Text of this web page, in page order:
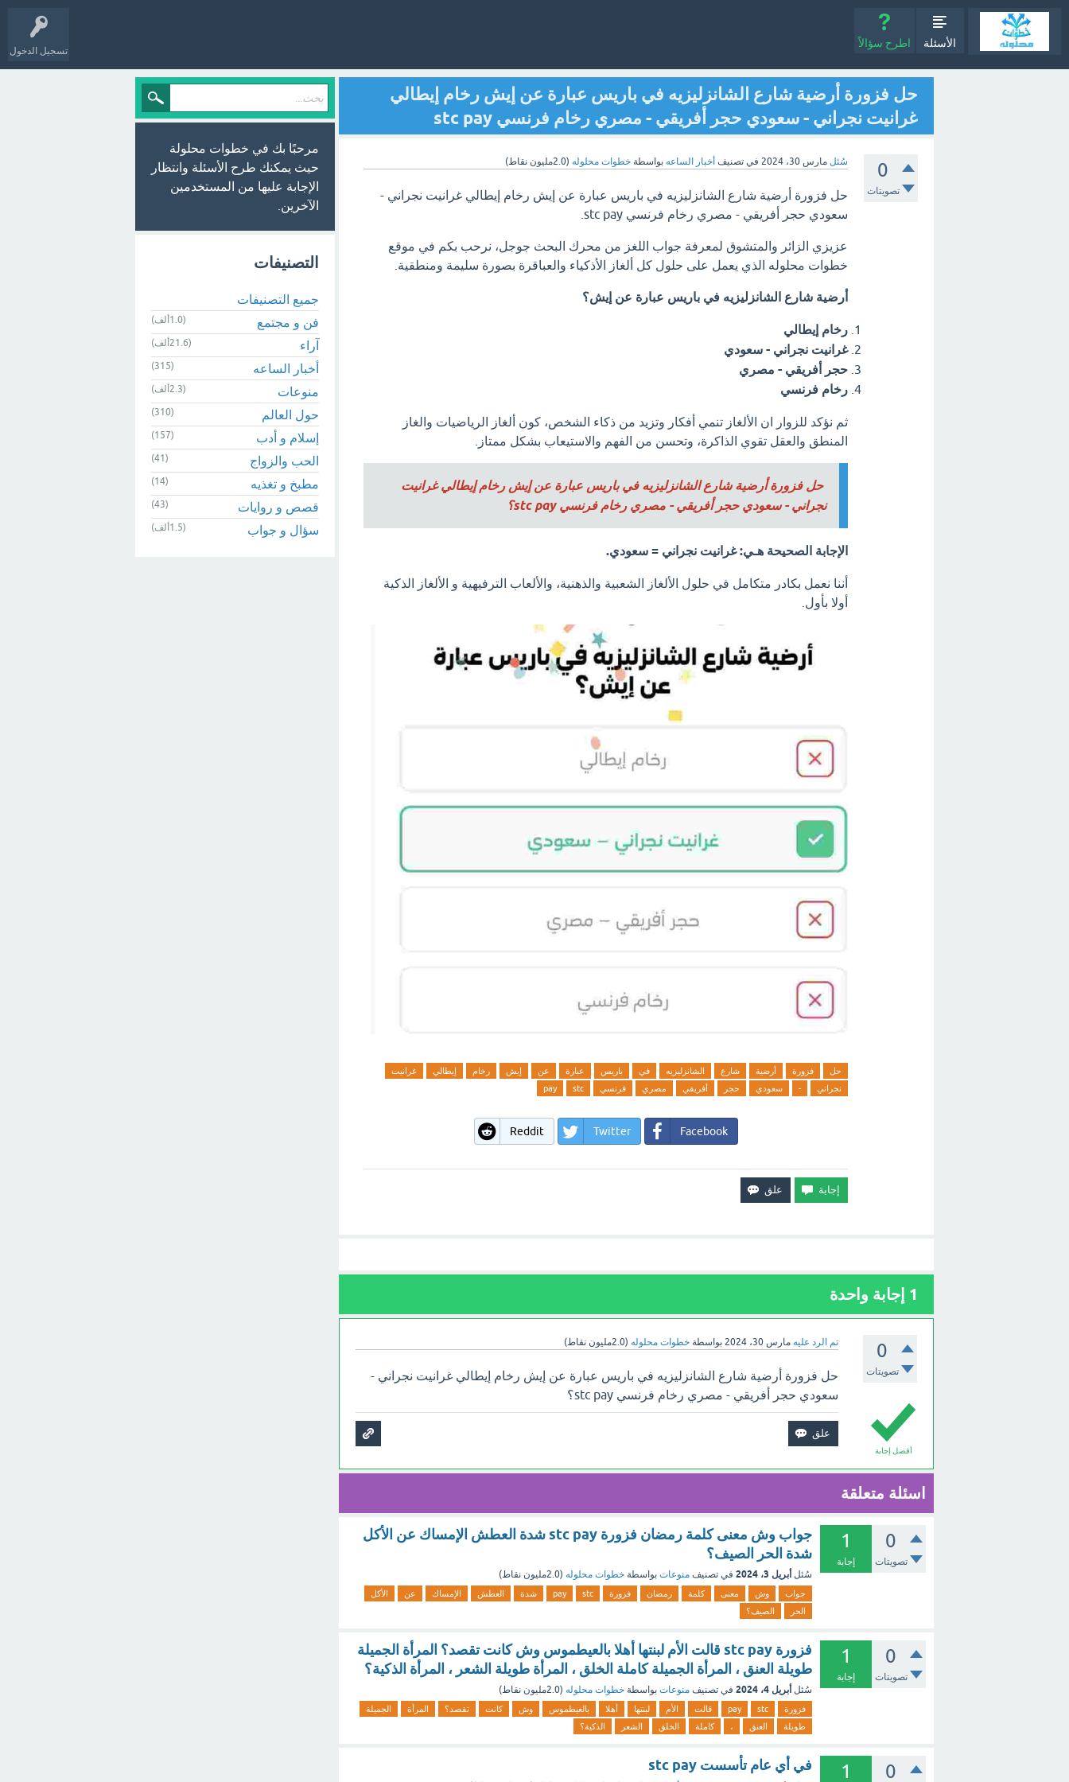
تسجيل الدخول
الأسئلة اطرح سؤالاً
حل فزورة أرضية شارع الشانزليزيه في باريس عبارة عن إيش رخام إيطالي
غرانيت نجراني - سعودي حجر أفريقي - مصري رخام فرنسي stc pay
0
تصويتات
سُئل مارس 30، 2024 في تصنيف أخبار الساعه بواسطة خطوات محلوله (2.0مليون نقاط)
حل فزورة أرضية شارع الشانزليزيه في باريس عبارة عن إيش رخام إيطالي غرانيت نجراني -
سعودي حجر أفريقي - مصري رخام فرنسي stc pay.
عزيزي الزائر والمتشوق لمعرفة جواب اللغز من محرك البحث جوجل، نرحب بكم في موقع
خطوات محلوله الذي يعمل على حلول كل ألغاز الأذكياء والعباقرة بصورة سليمة ومنطقية.
أرضية شارع الشانزليزيه في باريس عبارة عن إيش؟
رخام إيطالي
غرانيت نجراني - سعودي
حجر أفريقي - مصري
رخام فرنسي
ثم نؤكد للزوار ان الألغاز تنمي أفكار وتزيد من ذكاء الشخص، كون ألغاز الرياضيات والغاز
المنطق والعقل تقوي الذاكرة، وتحسن من الفهم والاستيعاب بشكل ممتاز.
حل فزورة أرضية شارع الشانزليزيه في باريس عبارة عن إيش رخام إيطالي غرانيت
نجراني - سعودي حجر أفريقي - مصري رخام فرنسي stc pay؟
الإجابة الصحيحة هـي: غرانيت نجراني = سعودي.
أننا نعمل بكادر متكامل في حلول الألغاز الشعبية والذهنية، والألعاب الترفيهية و الألغاز الذكية
أولا بأول.
حل فزورة أرضية شارع الشانزليزيه في باريس عبارة عن إيش رخام إيطالي
غرانيت
نجراني
- سعودي حجر أفريقي مصري فرنسي stc
pay
Facebook
Twitter
Reddit
1 إجابة واحدة
0
تصويتات
تم الرد عليه مارس 30، 2024 بواسطة خطوات محلوله (2.0مليون نقاط)
أفضل إجابة
حل فزورة أرضية شارع الشانزليزيه في باريس عبارة عن إيش رخام إيطالي غرانيت نجراني -
سعودي حجر أفريقي - مصري رخام فرنسي stc pay؟
اسئلة متعلقة
0
تصويتات
1
إجابة
جواب وش معنى كلمة رمضان فزورة stc pay شدة العطش الإمساك عن الأكل
شدة الحر الصيف؟
سُئل أبريل 3، 2024 في تصنيف منوعات بواسطة خطوات محلوله (2.0مليون نقاط)
جواب وش معنى كلمة رمضان فزورة stc
pay شدة العطش الإمساك عن
الأكل
الحر
الصيف؟
0
تصويتات
1
إجابة
فزورة stc pay قالت الأم لبنتها أهلا بالعيطموس وش كانت تقصد؟ المرأة الجميلة
طويلة العنق ، المرأة الجميلة كاملة الخلق ، المرأة طويلة الشعر ، المرأة الذكية؟
سُئل أبريل 4، 2024 في تصنيف منوعات بواسطة خطوات محلوله (2.0مليون نقاط)
فزورة stc
pay قالت الأم لبنتها أهلا بالعيطموس وش كانت تقصد؟ المرأة
الجميلة
طويلة
العنق ، كاملة الخلق الشعر الذكية؟
0
1 في أي عام تأسست stc pay
مرحبًا بك في خطوات محلولة
حيث يمكنك طرح الأسئلة وانتظار
الإجابة عليها من المستخدمين
الآخرين.
التصنيفات
جميع التصنيفات
فن و مجتمع
(1.0ألف)
آراء (21.6ألف)
أخبار الساعه (315)
منوعات (2.3ألف)
حول العالم (310)
إسلام و أدب (157)
الحب والزواج (41)
مطبخ و تغذيه (14)
قصص و روايات (43)
سؤال و جواب (1.5ألف)